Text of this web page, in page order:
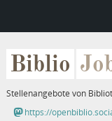
Biblio
Stellenangebote von
https://